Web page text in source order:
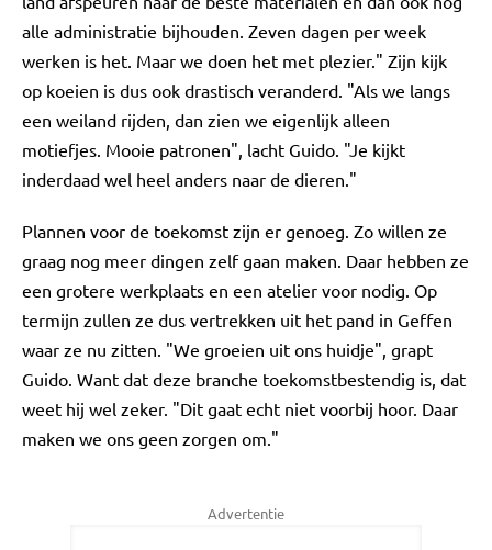
alle administratie bijhouden. Zeven dagen per week
werken is het. Maar we doen het met plezier." Zijn kijk
op koeien is dus ook drastisch veranderd. "Als we langs
een weiland rijden, dan zien we eigenlijk alleen
motiefjes. Mooie patronen", lacht Guido. "Je kijkt
inderdaad wel heel anders naar de dieren."
Plannen voor de toekomst zijn er genoeg. Zo willen ze
graag nog meer dingen zelf gaan maken. Daar hebben ze
een grotere werkplaats en een atelier voor nodig. Op
termijn zullen ze dus vertrekken uit het pand in Geffen
waar ze nu zitten. "We groeien uit ons huidje", grapt
Guido. Want dat deze branche toekomstbestendig is, dat
weet hij wel zeker. "Dit gaat echt niet voorbij hoor. Daar
maken we ons geen zorgen om."
Advertentie